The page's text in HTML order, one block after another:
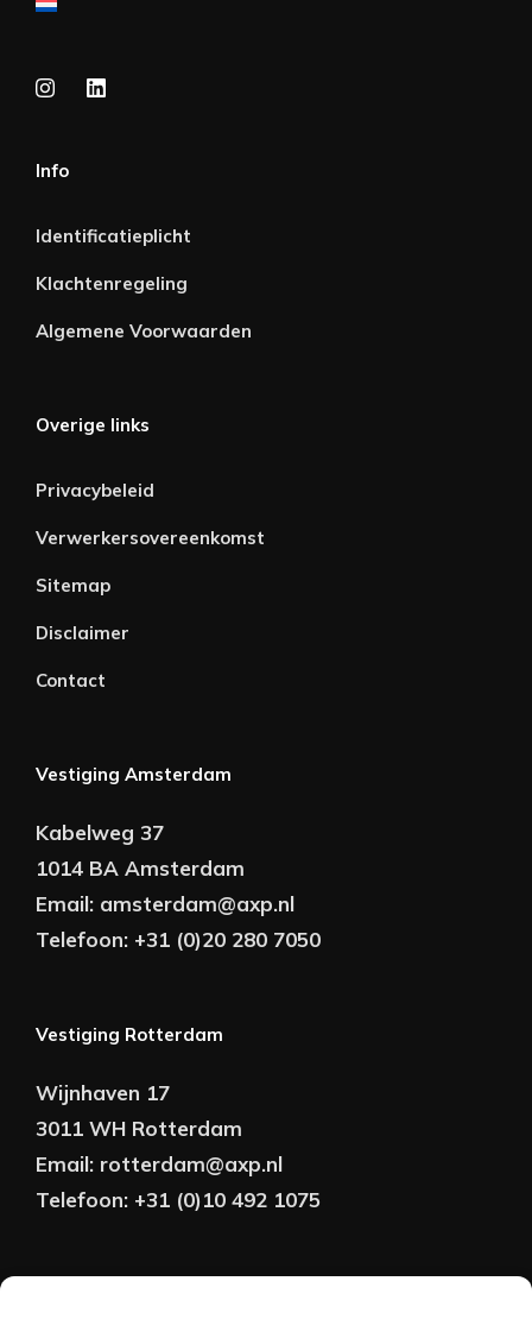
Info
Identificatieplicht
Klachtenregeling
Algemene Voorwaarden
Overige links
Privacybeleid
Verwerkersovereenkomst
Sitemap
Disclaimer
Contact
Vestiging Amsterdam
Kabelweg 37
1014 BA Amsterdam
Email: amsterdam@axp.nl
Telefoon: +31 (0)20 280 7050
Vestiging Rotterdam
Wijnhaven 17
3011 WH Rotterdam
Email: rotterdam@axp.nl
Telefoon: +31 (0)10 492 1075